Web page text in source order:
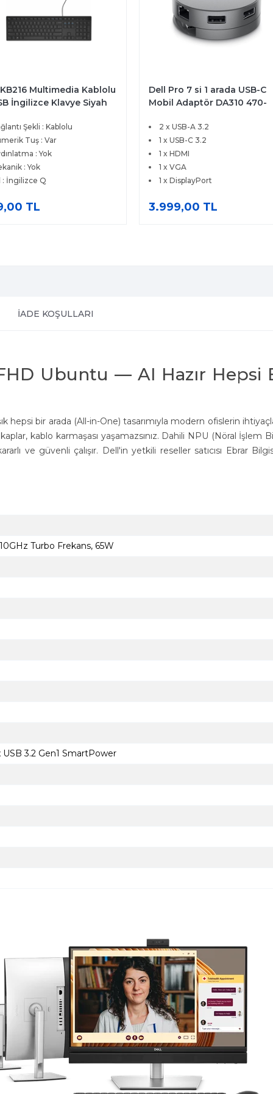
Multimedia Kablolu
İngilizce Klavye Siyah
Şekli : Kablolu
Tuş : Var
: Yok
: Yok
: İngilizce Q
TL
Dell Pro 7 si 1 arada USB-C
Mobil Adaptör DA310 470-
2 x USB-A 3.2
1 x USB-C 3.2
1 x HDMI
1 x VGA
1 x DisplayPort
3.999,00 TL
İADE KOŞULLARI
Ubuntu — AI Hazır Hepsi
hepsi bir arada (All-in-One) tasarımıyla modern ofislerin
kablo karmaşası yaşamazsınız. Dahili NPU (Nöral İşlem
ve güvenli çalışır. Dell'in yetkili reseller satıcısı Ebrar
Turbo Frekans, 65W
USB 3.2 Gen1 SmartPower